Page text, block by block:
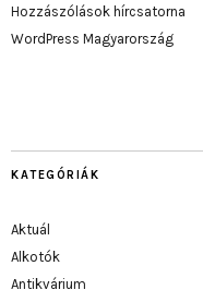
Hozzászólások hírcsatorna
WordPress Magyarország
KATEGÓRIÁK
Aktuál
Alkotók
Antikvárium